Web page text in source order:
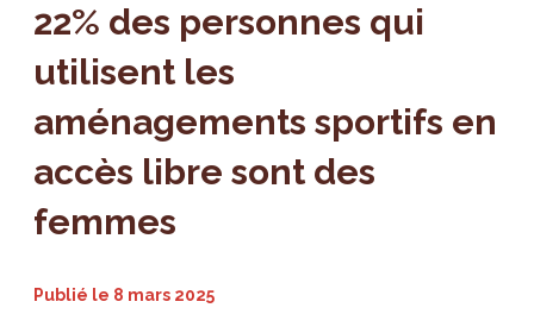
22% des personnes qui
utilisent les
aménagements sportifs en
accès libre sont des
femmes
Publié le 8 mars 2025